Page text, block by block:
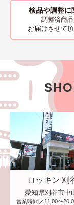
検品や調整に
調整済商
お届けさせて
ロッキン 刈
愛知県刈谷市中
営業時間／11:00〜